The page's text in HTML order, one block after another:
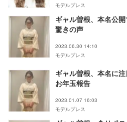
モデルプレス
ギャル曽根、本名公
驚きの声
2023.06.30 14:10
モデルプレス
ギャル曽根、本名に
お年玉報告
2023.01.07 16:03
モデルプレス